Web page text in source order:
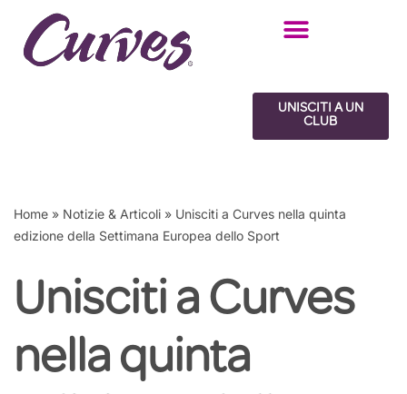
Vai
UNISCITI A UN
CLUB
Home » Notizie & Articoli » Unisciti a Curves nella quinta
edizione della Settimana Europea dello Sport
Unisciti a Curves
nella quinta